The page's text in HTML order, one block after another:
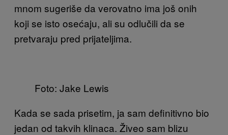
mnom sugeriše da verovatno ima još onih
koji se isto osećaju, ali su odlučili da se
pretvaraju pred prijateljima.
Foto: Jake Lewis
Kada se sada prisetim, ja sam definitivno bio
jedan od takvih klinaca. Živeo sam blizu